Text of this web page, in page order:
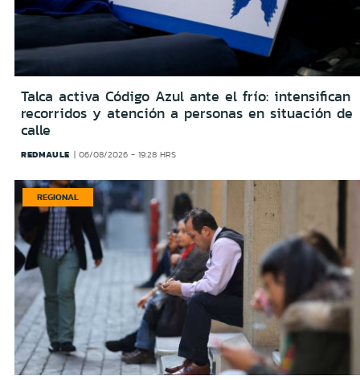
Talca activa Código Azul ante el frío: intensifican
recorridos y atención a personas en situación de
calle
REDMAULE 06/08/2026 - 19:28 HRS
REGIONAL